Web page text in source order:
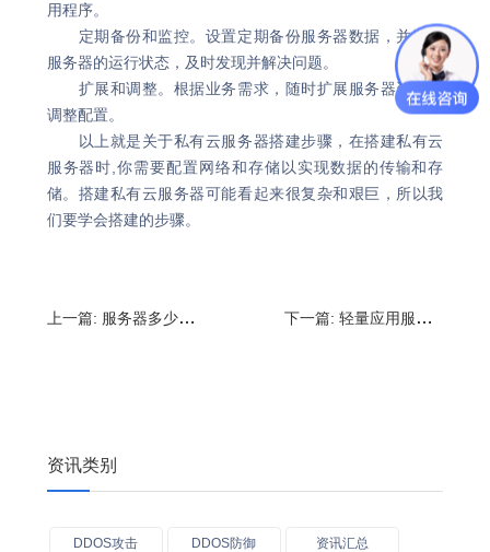
用程序。
定期备份和监控。设置定期备份服务器数据，并监控
服务器的运行状态，及时发现并解决问题。
扩展和调整。根据业务需求，随时扩展服务器资源或
调整配置。
以上就是关于私有云服务器搭建步骤，在搭建私有云
服务器时,你需要配置网络和存储以实现数据的传输和存
储。搭建私有云服务器可能看起来很复杂和艰巨，所以我
们要学会搭建的步骤。
上一篇: 服务器多少钱一个月?自己买个服务器有什么用 下一篇:轻量应用服务器可以用来干什么?轻量应用服务器使用方法
资讯类别
DDOS攻击 DDOS防御 资讯汇总